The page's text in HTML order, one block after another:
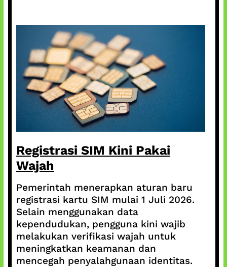
Registrasi SIM Kini Pakai
Wajah
Pemerintah menerapkan aturan baru
registrasi kartu SIM mulai 1 Juli 2026.
Selain menggunakan data
kependudukan, pengguna kini wajib
melakukan verifikasi wajah untuk
meningkatkan keamanan dan
mencegah penyalahgunaan identitas.